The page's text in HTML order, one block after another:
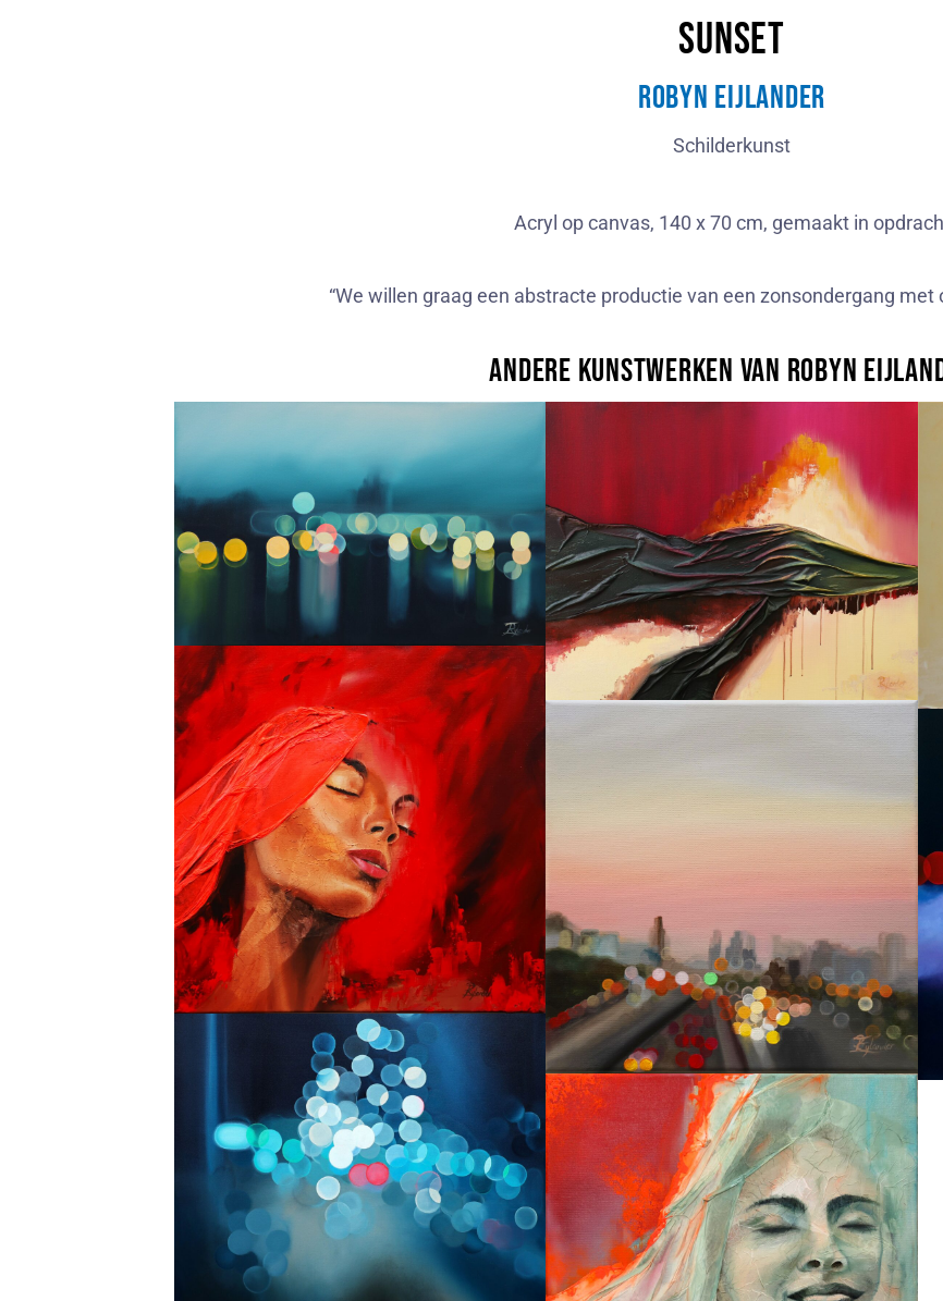
Sunset
Robyn Eijlander
Schilderkunst
Acryl op canvas, 140 x 70 cm, gemaakt in
“We willen graag een abstracte productie van een zonsondergang met
Andere kunstwerken van Robyn